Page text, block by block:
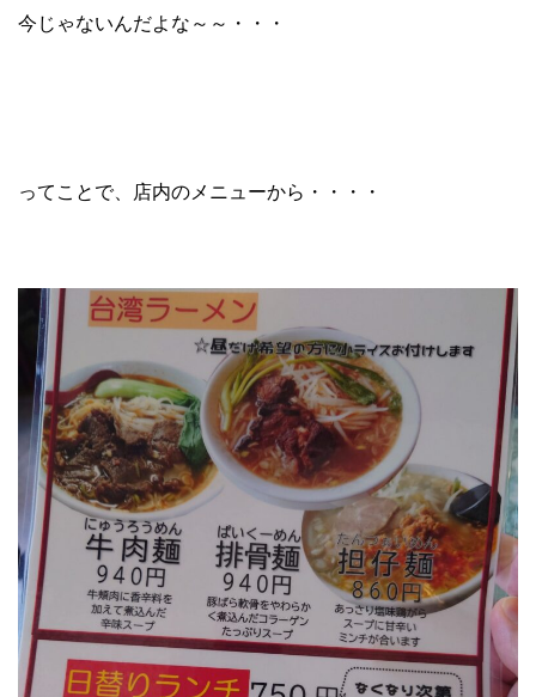
今じゃないんだよな～～・・・
ってことで、店内のメニューから・・・・